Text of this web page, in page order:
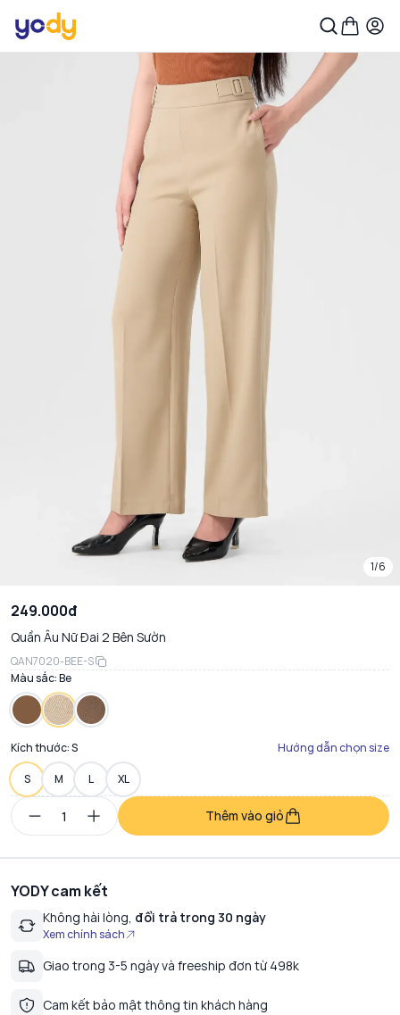
1/6
249.000đ
Quần Âu Nữ Đai 2 Bên Sườn
QAN7020-BEE-S
Màu sắc:Be
Kích thước:S Hướng dẫn chọn size
S M L XL
Thêm vào giỏ
YODY cam kết
Không hài lòng, đổi trả trong 30 ngày
Xem chính sách
Giao trong 3-5 ngày và freeship đơn từ 498k
Cam kết bảo mật thông tin khách hàng